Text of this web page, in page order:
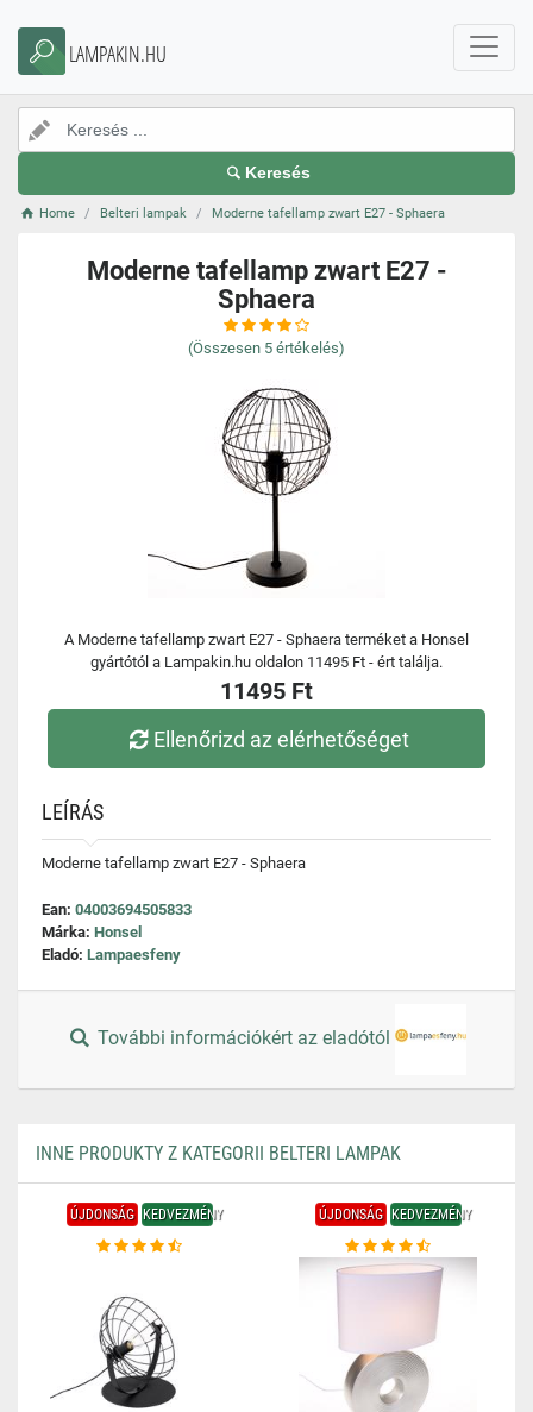
LAMPAKIN.HU
Keresés
Home Belteri lampak Moderne tafellamp zwart E27 - Sphaera
Moderne tafellamp zwart E27 -
Sphaera
(Összesen 5 értékelés)
A Moderne tafellamp zwart E27 - Sphaera terméket a Honsel
gyártótól a Lampakin.hu oldalon 11495 Ft - ért találja.
11495 Ft
Ellenőrizd az elérhetőséget
LEÍRÁS
Moderne tafellamp zwart E27 - Sphaera
Ean: 04003694505833
Márka: Honsel
Eladó: Lampaesfeny
További információkért az eladótól
INNE PRODUKTY Z KATEGORII BELTERI LAMPAK
ÚJDONSÁG KEDVEZMÉNY ÚJDONSÁG KEDVEZMÉNY